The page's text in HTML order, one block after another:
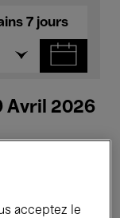
7 jours
Avril 2026
acceptez le